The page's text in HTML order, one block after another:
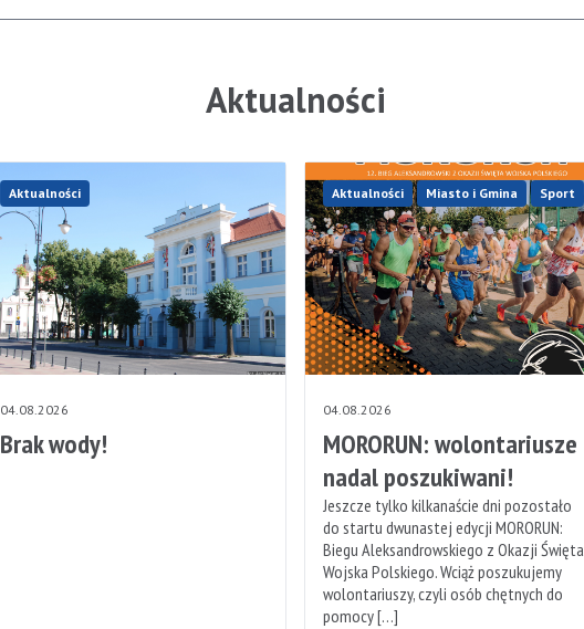
Aktualności
Aktualności
04.08.2026
Brak wody!
Aktualności Miasto i Gmina Sport
04.08.2026
MORORUN: wolontariusze
nadal poszukiwani!
Jeszcze tylko kilkanaście dni pozostało
do startu dwunastej edycji MORORUN:
Biegu Aleksandrowskiego z Okazji Święta
Wojska Polskiego. Wciąż poszukujemy
wolontariuszy, czyli osób chętnych do
pomocy […]